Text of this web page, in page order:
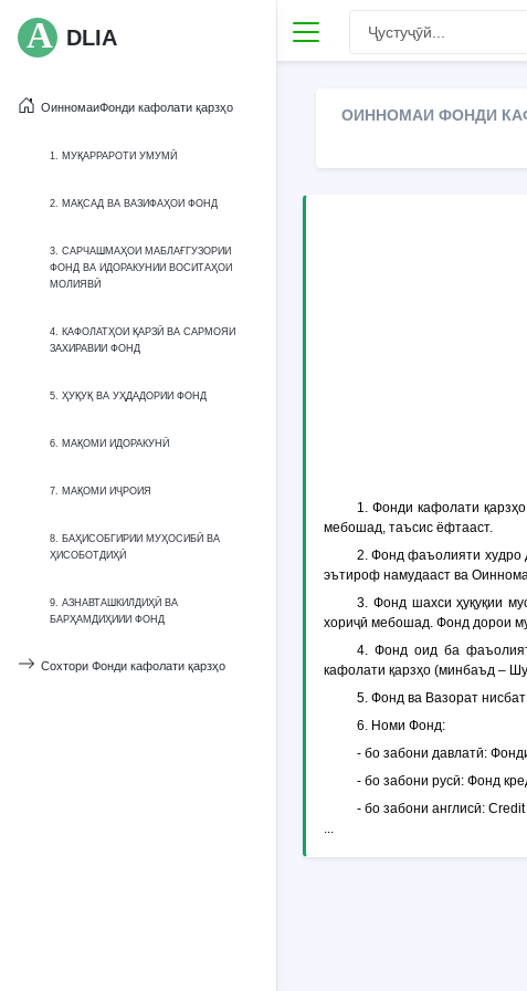
DLIA
ОинномаиФонди кафолати қарзҳо
1. МУҚАРРАРОТИ УМУМӢ
2. МАҚСАД ВА ВАЗИФАҲОИ ФОНД
3. САРЧАШМАҲОИ МАБЛАҒГУЗОРИИ
ФОНД ВА ИДОРАКУНИИ ВОСИТАҲОИ
МОЛИЯВӢ
4. КАФОЛАТҲОИ ҚАРЗӢ ВА САРМОЯИ
ЗАХИРАВИИ ФОНД
5. ҲУҚУҚ ВА УҲДАДОРИИ ФОНД
6. МАҚОМИ ИДОРАКУНӢ
7. МАҚОМИ ИҶРОИЯ
8. БАҲИСОБГИРИИ МУҲОСИБӢ ВА
ҲИСОБОТДИҲӢ
9. АЗНАВТАШКИЛДИҲӢ ВА
БАРҲАМДИҲИИИ ФОНД
Сохтори Фонди кафолати қарзҳо
ОИННОМАИ ФОНДИ
1. Фонди кафолати
мебошад, таъсис ёфтааст.
2. Фонд фаъолияти худро
эътироф намудааст ва
3. Фонд шахси ҳуқуқии
хориҷӣ мебошад. Фонд дорои
4. Фонд оид ба
кафолати қарзҳо (минбаъд –
5. Фонд ва Вазорат
6. Номи Фонд:
- бо забони давлатӣ:
- бо забони русӣ: Фонд
- бо забони англисӣ:
...